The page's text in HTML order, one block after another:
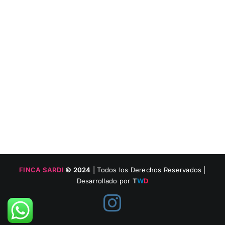
FINCA SARDI © 2024 | Todos los Derechos Reservados |
Desarrollado por TWD
Instagram